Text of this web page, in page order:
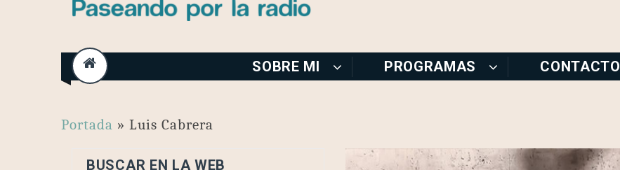
SOBRE MI PROGRAMAS CONTACTO
Portada » Luis Cabrera
BUSCAR EN LA WEB